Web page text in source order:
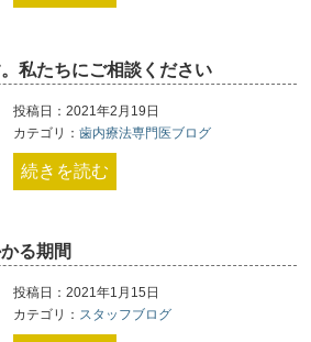
私たちにご相談ください
投稿日：2021年2月19日
カテゴリ： 歯内療法専門医ブログ
続きを読む
る期間
投稿日：2021年1月15日
カテゴリ： スタッフブログ